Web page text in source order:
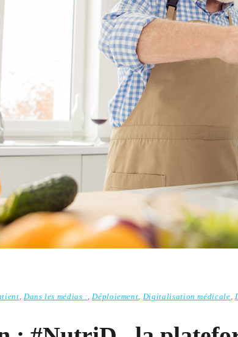
Dans les médias : Déploiement Digitalisation médicale